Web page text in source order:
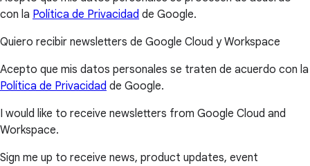
con la Política de Privacidad de Google.
Quiero recibir newsletters de Google Cloud y Workspace
Acepto que mis datos personales se traten de acuerdo con la
Política de Privacidad de Google.
I would like to receive newsletters from Google Cloud and
Workspace.
Sign me up to receive news, product updates, event